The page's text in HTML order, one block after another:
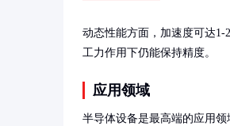
动态性能方面，加速度可达1-
工力作用下仍能保持精度。
应用领域
半导体设备是最高端的应用